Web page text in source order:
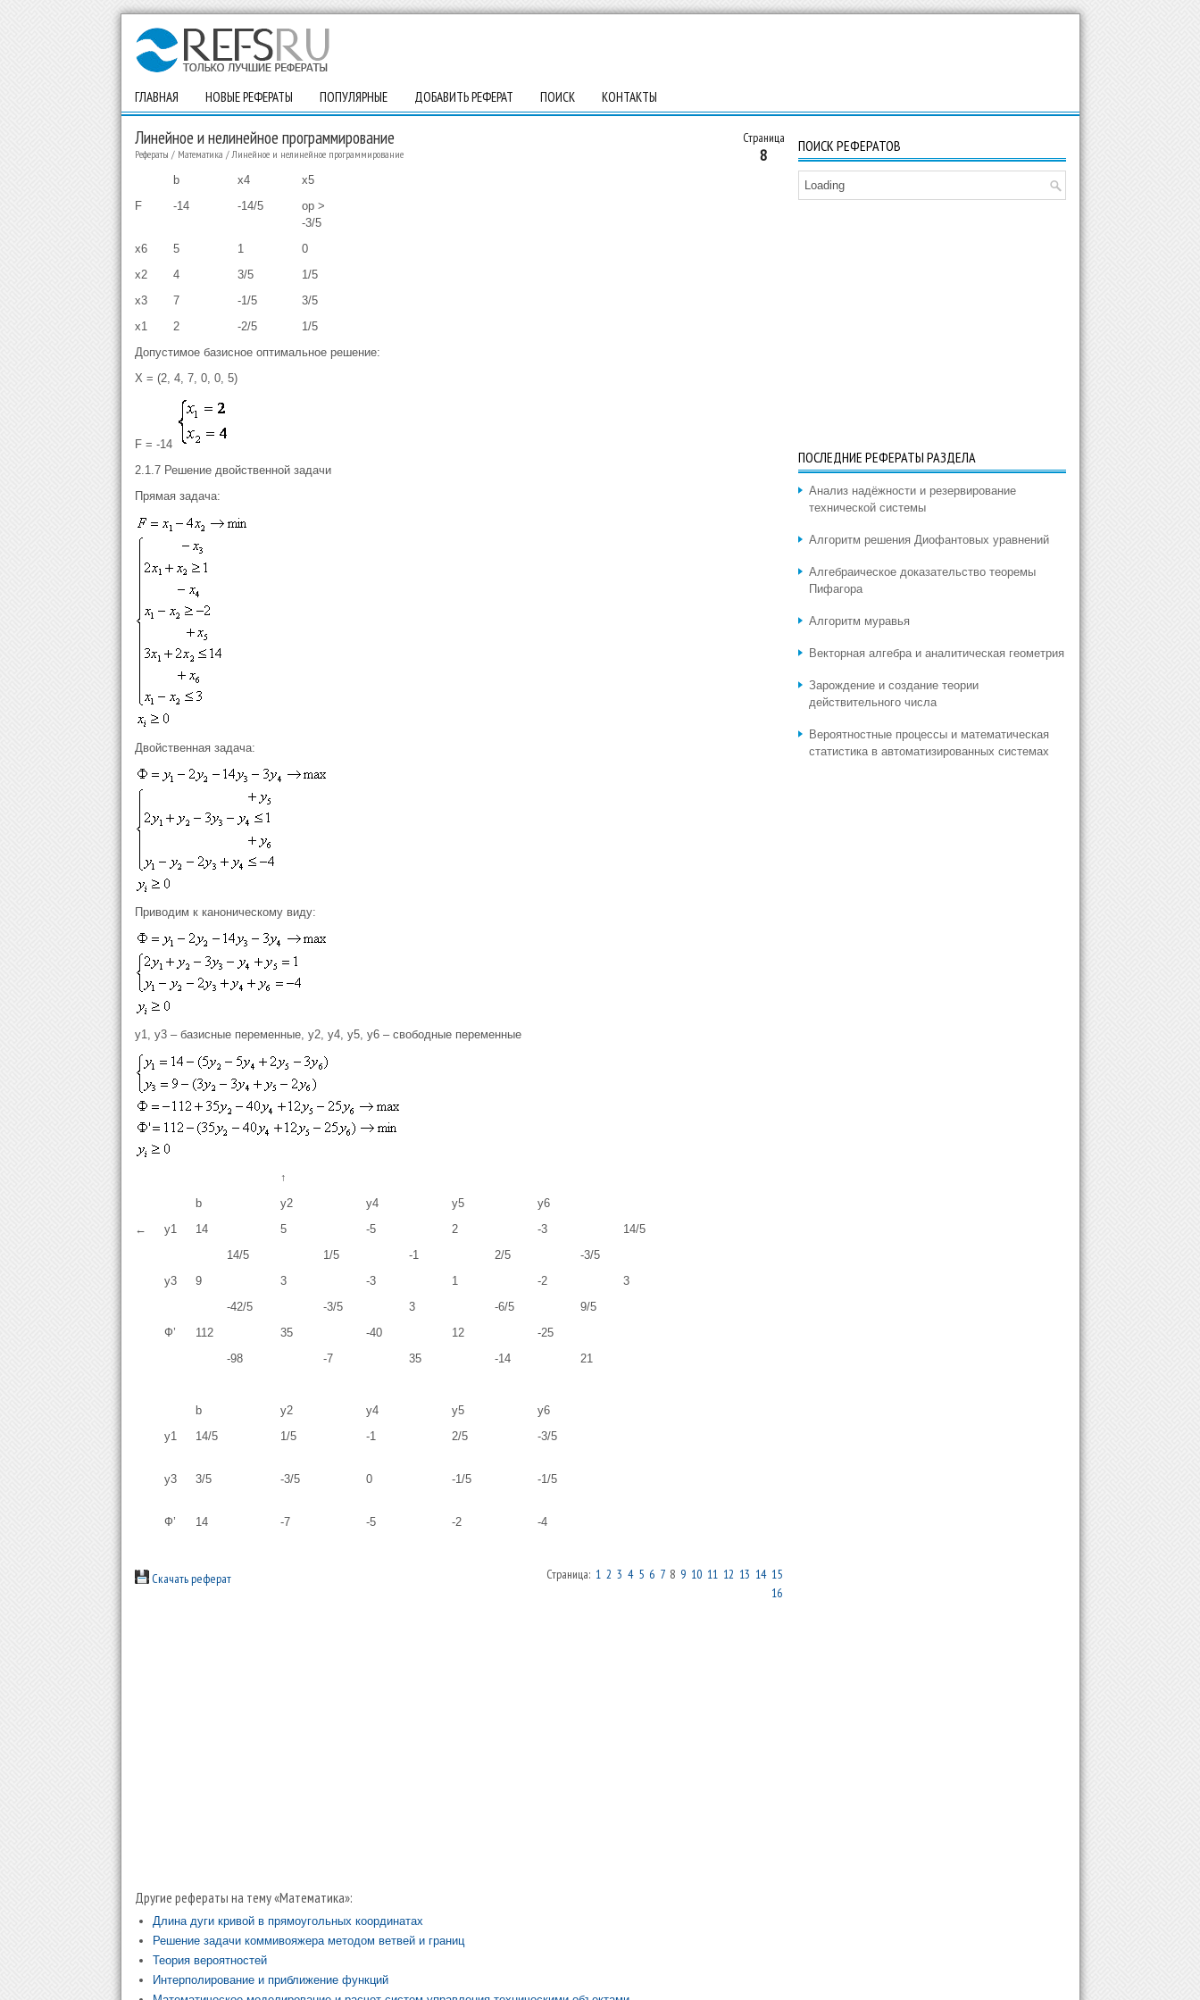
ГЛАВНАЯ НОВЫЕ РЕФЕРАТЫ ПОПУЛЯРНЫЕ ДОБАВИТЬ РЕФЕРАТ ПОИСК КОНТАКТЫ
Страница
8
Линейное и нелинейное программирование
Рефераты / Математика /Линейное и нелинейное программирование
b
x4
x5
F
-14 -14/5
op >
-3/5
x6
5 1
0
x2
4 3/5
1/5
x3
7 -1/5
3/5
x1
2 -2/5
1/5
Допустимое базисное оптимальное решение:
X = (2, 4, 7, 0, 0, 5)
F = -14
2.1.7 Решение двойственной задачи
Прямая задача:
Двойственная задача:
Приводим к каноническому виду:
y1, y3 – базисные переменные, y2, y4, y5, y6 – свободные переменные
↑
b
y2 y4 y5
y6
←
y1 14 5 -5 2 -3
14/5
14/5
1/5 -1 2/5
-3/5
y3
9 3 -3 1 -2
3
-42/5
-3/5 3 -6/5
9/5
Ф’
112 35 -40 12
-25
-98
-7 35 -14 21
b y2 y4 y5
y6
y1
14/5 1/5 -1 2/5 -3/5
y3 3/5 -3/5 0 -1/5 -1/5
Ф’ 14 -7 -5 -2 -4
Скачать реферат Страница: 1 2 3 4 5 6 78 9 10 11 12 13 14 15
16
Другие рефераты на тему «Математика»:
Длина дуги кривой в прямоугольных координатах
Решение задачи коммивояжера методом ветвей и границ
Теория вероятностей
Интерполирование и приближение функций
ПОИСК РЕФЕРАТОВ
Loading
ПОСЛЕДНИЕ РЕФЕРАТЫ РАЗДЕЛА
Анализ надёжности и резервирование
технической системы
Алгоритм решения Диофантовых уравнений
Алгебраическое доказательство теоремы
Пифагора
Алгоритм муравья
Векторная алгебра и аналитическая геометрия
Зарождение и создание теории
действительного числа
Вероятностные процессы и математическая
статистика в автоматизированных системах